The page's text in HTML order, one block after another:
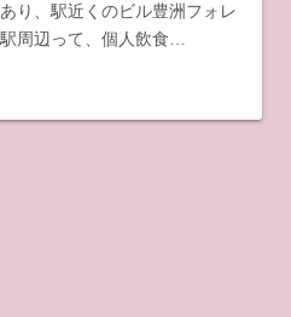
り、駅近くのビル豊洲フォレ
周辺って、個人飲食…